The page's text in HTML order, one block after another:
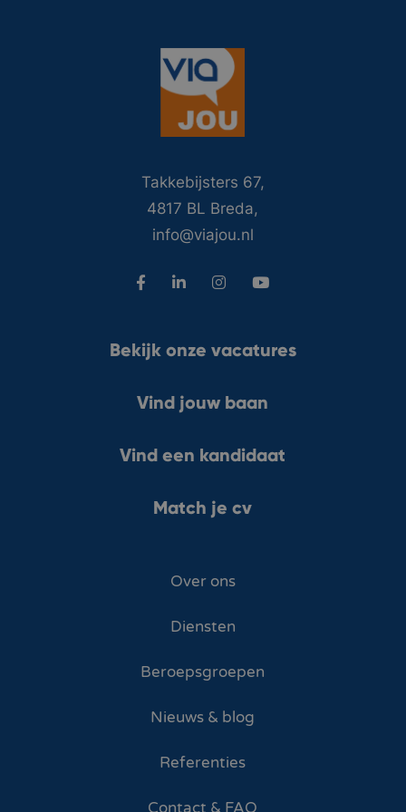
Takkebijsters 67,
4817 BL Breda,
info@viajou.nl
Bekijk onze vacatures
Vind jouw baan
Vind een kandidaat
Match je cv
Over ons
Diensten
Beroepsgroepen
Nieuws & blog
Referenties
Contact & FAQ